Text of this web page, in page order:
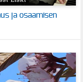
ja osaamisen